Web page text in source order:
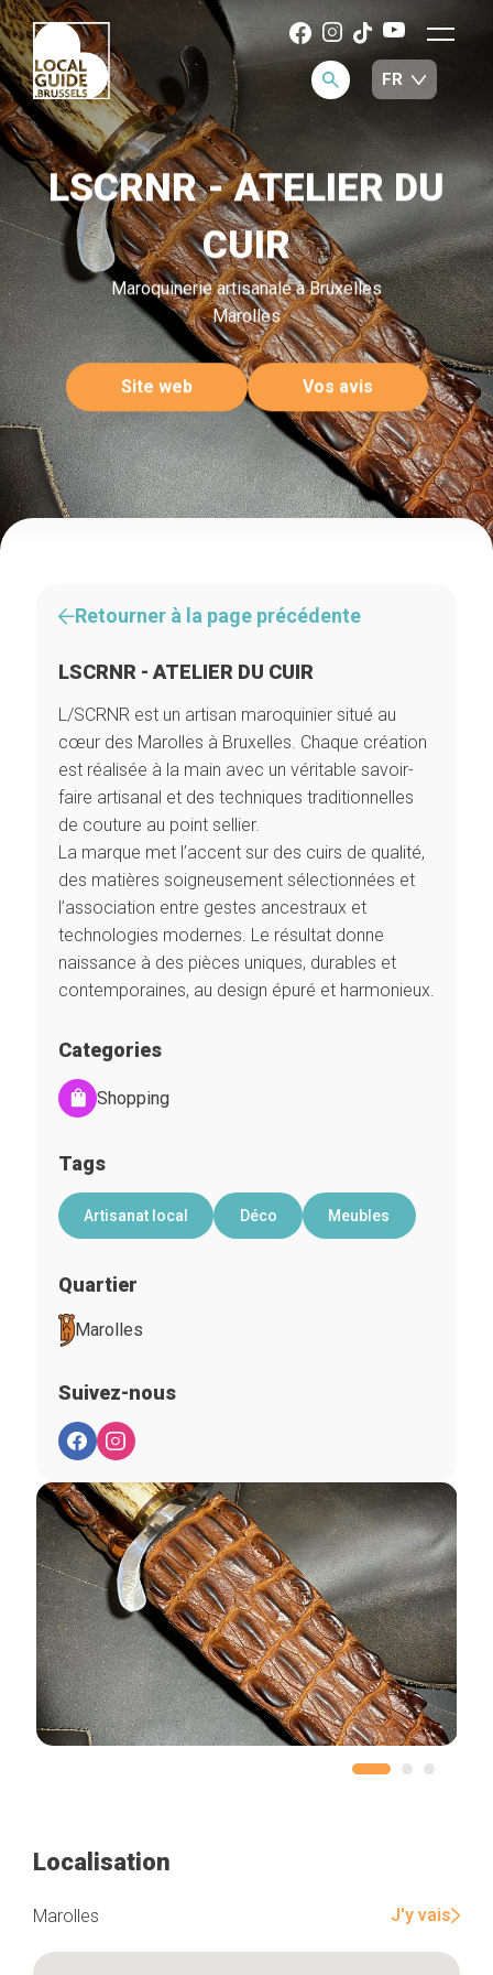
LSCRNR - ATELIER DU
CUIR
Maroquinerie artisanale à Bruxelles
Marolles
Site web Vos avis
Retourner à la page précédente
LSCRNR - ATELIER DU CUIR
L/SCRNR est un artisan maroquinier situé au
cœur des Marolles à Bruxelles. Chaque création
est réalisée à la main avec un véritable savoir-
faire artisanal et des techniques traditionnelles
de couture au point sellier.
La marque met l’accent sur des cuirs de qualité,
des matières soigneusement sélectionnées et
l’association entre gestes ancestraux et
technologies modernes. Le résultat donne
naissance à des pièces uniques, durables et
contemporaines, au design épuré et harmonieux.
Categories
Shopping
Tags
Artisanat local Déco Meubles
Quartier
Marolles
Suivez-nous
Localisation
Marolles J'y vais